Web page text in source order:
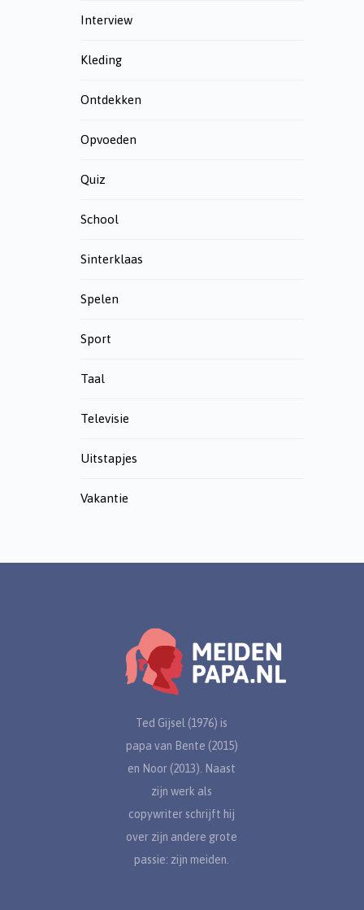
Interview
Kleding
Ontdekken
Opvoeden
Quiz
School
Sinterklaas
Spelen
Sport
Taal
Televisie
Uitstapjes
Vakantie
Ted Gijsel (1976) is
papa van Bente (2015)
en Noor (2013). Naast
zijn werk als
copywriter schrijft hij
over zijn andere grote
passie: zijn meiden.